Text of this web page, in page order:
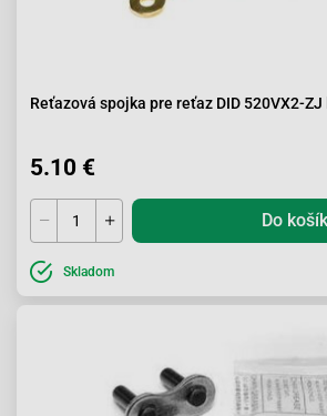
Reťazová spojka pre reťaz DID 520VX2-
5.10 €
Do
Skladom